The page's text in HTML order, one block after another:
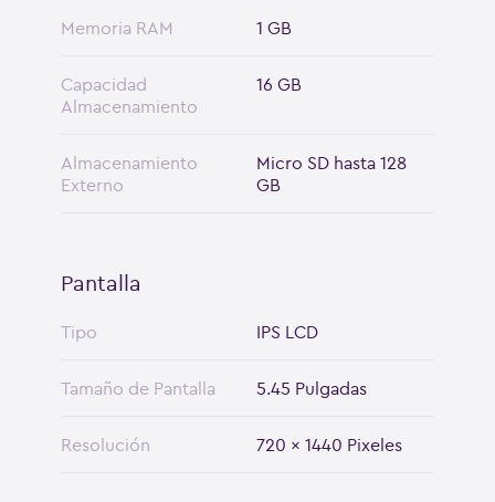
Memoria RAM 1 GB
Capacidad
Almacenamiento
16 GB
Almacenamiento
Externo
Micro SD hasta 128
GB
Pantalla
Tipo IPS LCD
Tamaño de Pantalla 5.45 Pulgadas
Resolución 720 x 1440 Pixeles